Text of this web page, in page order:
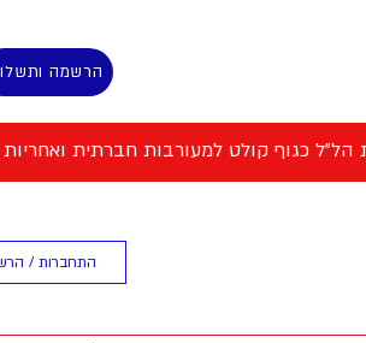
הרשמה
התחברות /